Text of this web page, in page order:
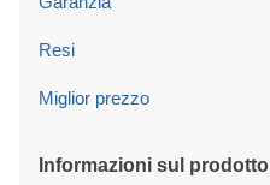
Resi
Miglior prezzo
Informazioni sul prodotto